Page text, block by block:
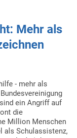
Mehr als
- mehr als
ein Angriff auf
die
Million Menschen
als Schulassistenz,